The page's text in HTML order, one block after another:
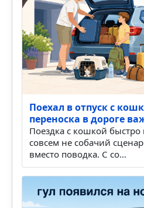
Поехал в отпуск с
переноска в дороге
Поездка с кошкой быстро
совсем не собачий
вместо поводка. С со…